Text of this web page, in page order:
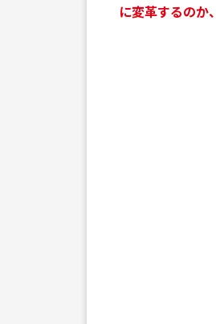
に変革するのか